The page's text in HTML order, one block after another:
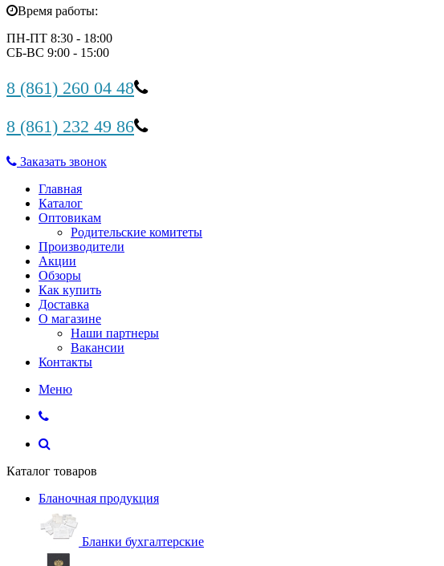
Время работы:
ПН-ПТ 8:30 - 18:00
СБ-ВС 9:00 - 15:00
8 (861) 260 04 48
8 (861) 232 49 86
Заказать звонок
Главная
Каталог
Оптовикам
Родительские комитеты
Производители
Акции
Обзоры
Как купить
Доставка
О магазине
Наши партнеры
Вакансии
Контакты
Меню
Каталог товаров
Бланочная продукция
Бланки бухгалтерские